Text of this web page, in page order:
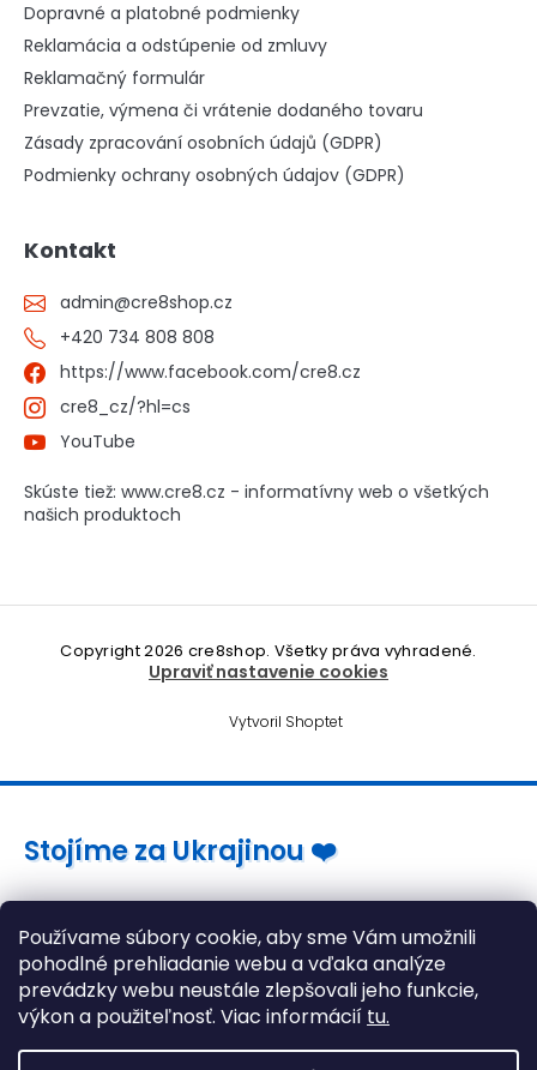
Používame súbory cookie, aby sme Vám umožnili
pohodlné prehliadanie webu a vďaka analýze
prevádzky webu neustále zlepšovali jeho funkcie,
výkon a použiteľnosť. Viac informácií tu.
Dopravné a platobné podmienky
Reklamácia a odstúpenie od zmluvy
Reklamačný formulár
Prevzatie, výmena či vrátenie dodaného tovaru
Zásady zpracování osobních údajů (GDPR)
Podmienky ochrany osobných údajov (GDPR)
Kontakt
admin@cre8shop.cz
+420 734 808 808
https://www.facebook.com/cre8.cz
cre8_cz/?hl=cs
YouTube
Skúste tiež: www.cre8.cz - informatívny web o všetkých
našich produktoch
Vytvoril Shoptet
Copyright 2026 cre8shop. Všetky práva vyhradené.
Upraviť nastavenie cookies
Stojíme za Ukrajinou ❤️
Ako a čím pomôcť »